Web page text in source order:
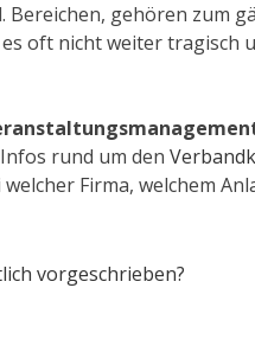
gehören zum
oft nicht weiter tragisch
rund um den
Firma, welchem
vorgeschrieben?